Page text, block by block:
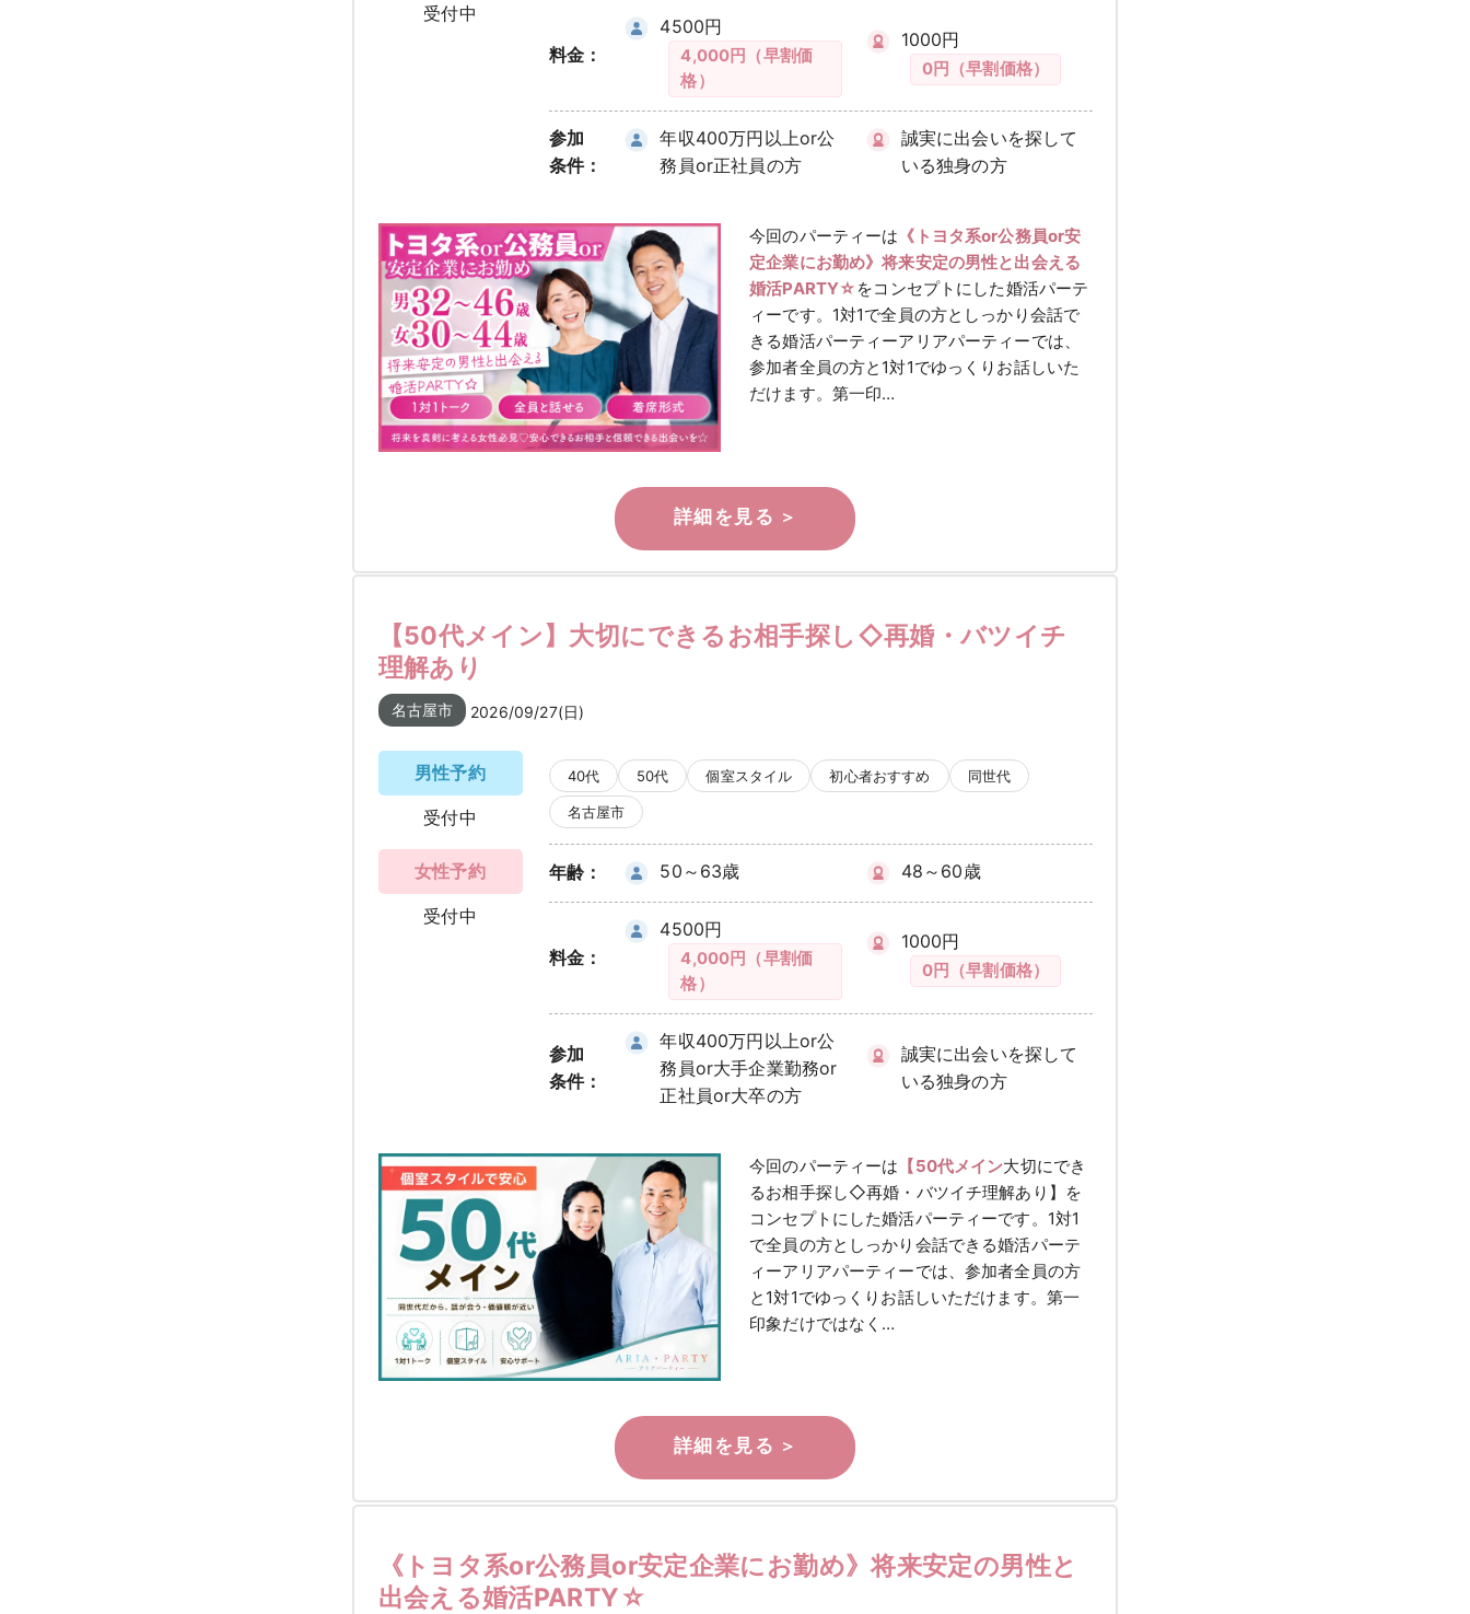
受付中
料金：
4500円
4,000円（早割価
格）
1000円
0円（早割価格）
参加
条件：
年収400万円以上or公
務員or正社員の方
誠実に出会いを探して
いる独身の方
今回のパーティーは 《トヨタ系or公務員or安
定企業にお勤め》将来安定の男性と出会える
婚活PARTY☆ をコンセプトにした婚活パーテ
ィーです。1対1で全員の方としっかり会話で
きる婚活パーティーアリアパーティーでは、
参加者全員の方と1対1でゆっくりお話しいた
だけます。第一印…
【50代メイン】大切にできるお相手探し◇再婚・バツイチ
理解あり
名古屋市 2026/09/27(日)
男性予約
受付中
女性予約
受付中
40代 50代 個室スタイル 初心者おすすめ 同世代
名古屋市
年齢： 50～63歳 48～60歳
料金：
4500円
4,000円（早割価
格）
1000円
0円（早割価格）
参加
条件：
年収400万円以上or公
務員or大手企業勤務or
正社員or大卒の方
誠実に出会いを探して
いる独身の方
今回のパーティーは 【50代メイン大切にでき
るお相手探し◇再婚・バツイチ理解あり】を
コンセプトにした婚活パーティーです。1対1
で全員の方としっかり会話できる婚活パーテ
ィーアリアパーティーでは、参加者全員の方
と1対1でゆっくりお話しいただけます。第一
印象だけではなく…
《トヨタ系or公務員or安定企業にお勤め》将来安定の男性と
出会える婚活PARTY☆